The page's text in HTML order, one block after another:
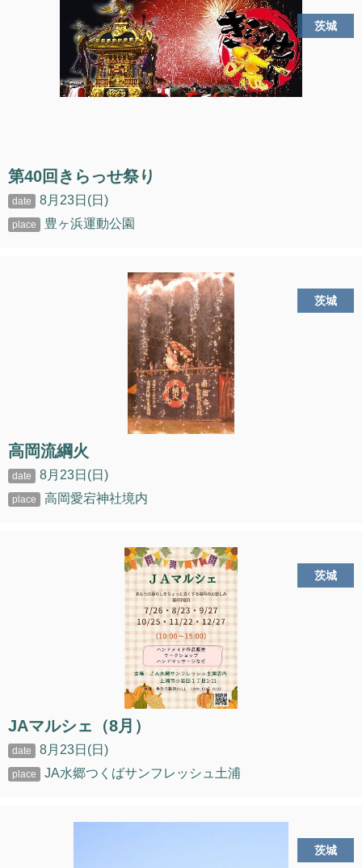
茨城
第40回きらっせ祭り
8月23日(日)
豊ヶ浜運動公園
茨城
高岡流綱火
8月23日(日)
高岡愛宕神社境内
茨城
JAマルシェ（8月）
8月23日(日)
JA水郷つくばサンフレッシュ土浦
茨城